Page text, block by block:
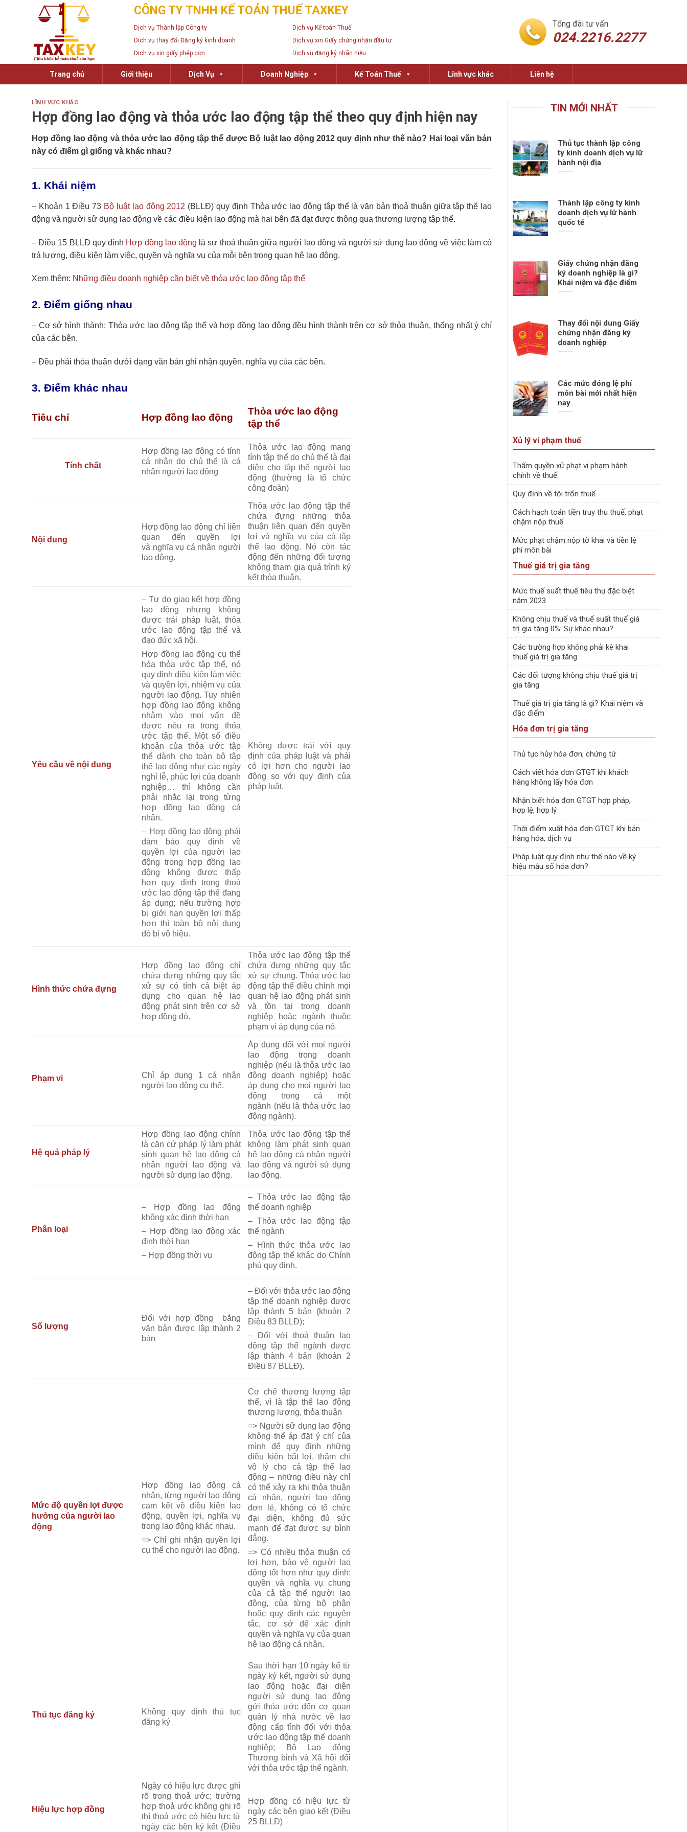
CÔNG TY TNHH KẾ TOÁN THUẾ TAXKEY
Dịch vụ Thành lập Công ty
Dịch vụ Kế toán Thuế
Dịch vụ thay đổi Đăng ký kinh doanh
Dịch vụ xin Giấy chứng nhận đầu tư
Dịch vụ xin giấy phép con
Dịch vụ đăng ký nhãn hiệu
Tổng đài tư vấn
024.2216.2277
Trang chủ Giới thiệu Dịch Vụ Doanh Nghiệp Kế Toán Thuế Lĩnh vực khác Liên hệ
LĨNH VỰC KHÁC
Hợp đồng lao động và thỏa ước lao động tập thể theo quy định hiện nay
Hợp đồng lao động và thỏa ước lao động tập thể được Bộ luật lao động 2012 quy định như thế nào? Hai loại văn bản
này có điểm gì giống và khác nhau?
1. Khái niệm
– Khoản 1 Điều 73 Bộ luật lao động 2012 (BLLĐ) quy định Thỏa ước lao động tập thể là văn bản thoả thuận giữa tập thể lao
động và người sử dụng lao động về các điều kiện lao động mà hai bên đã đạt được thông qua thương lượng tập thể.
– Điều 15 BLLĐ quy định Hợp đồng lao động là sự thoả thuận giữa người lao động và người sử dụng lao động về việc làm có
trả lương, điều kiện làm việc, quyền và nghĩa vụ của mỗi bên trong quan hệ lao động.
Xem thêm: Những điều doanh nghiệp cần biết về thỏa ước lao động tập thể
2. Điểm giống nhau
– Cơ sở hình thành: Thỏa ước lao động tập thể và hợp đồng lao động đều hình thành trên cơ sở thỏa thuận, thống nhất ý chí
của các bên.
– Đều phải thỏa thuận dưới dạng văn bản ghi nhận quyền, nghĩa vụ của các bên.
3. Điểm khác nhau
Tiêu chí Hợp đồng lao động
Thỏa ước lao động
tập thể
Tính chất
Hợp đồng lao động có tính
cá nhân do chủ thể là cá
nhân người lao động
Thỏa ước lao động mang
tính tập thể do chủ thể là đại
diện cho tập thể người lao
động (thường là tổ chức
công đoàn)
Nội dung
Hợp đồng lao động chỉ liên
quan đến quyền lợi
và nghĩa vụ cá nhân người
lao động.
Thỏa ước lao động tập thể
chứa đựng những thỏa
thuận liên quan đến quyền
lợi và nghĩa vụ của cả tập
thể lao động. Nó còn tác
động đến những đối tượng
không tham gia quá trình ký
kết thỏa thuận.
Yêu cầu về nội dung
– Tự do giao kết hợp đồng
lao động nhưng không
được trái pháp luật, thỏa
ước lao động tập thể và
đạo đức xã hội.
Hợp đồng lao động cụ thể
hóa thỏa ước tập thể, nó
quy định điều kiện làm việc
và quyền lợi, nhiệm vụ của
người lao động. Tuy nhiên
hợp đồng lao động không
nhằm vào mọi vấn đề
được nêu ra trong thỏa
ước tập thể. Một số điều
khoản của thỏa ước tập
thể dành cho toàn bộ tập
thể lao động như các ngày
nghỉ lễ, phúc lợi của doanh
nghiệp… thì không cần
phải nhắc lại trong từng
hợp đồng lao động cá
nhân.
– Hợp đồng lao động phải
đảm bảo quy định về
quyền lợi của người lao
động trong hợp đồng lao
động không được thấp
hơn quy định trong thoả
ước lao động tập thể đang
áp dụng; nếu trường hợp
bị giới hạn quyền lợi thấp
hơn thì toàn bộ nội dung
đó bị vô hiệu.
Không được trái với quy
định của pháp luật và phải
có lợi hơn cho người lao
động so với quy định của
pháp luật.
Hình thức chứa đựng
Hợp đồng lao động chỉ
chứa đựng những quy tắc
xử sự có tính cá biệt áp
dụng cho quan hệ lao
động phát sinh trên cơ sở
hợp đồng đó.
Thỏa ước lao động tập thể
chứa đựng những quy tắc
xử sự chung. Thỏa ước lao
động tập thể điều chỉnh mọi
quan hệ lao động phát sinh
và tồn tại trong doanh
nghiệp hoặc ngành thuộc
phạm vi áp dụng của nó.
Phạm vi
Chỉ áp dụng 1 cá nhân
người lao động cụ thể.
Áp dụng đối với mọi người
lao động trong doanh
nghiệp (nếu là thỏa ước lao
động doanh nghiệp) hoặc
áp dụng cho mọi người lao
động trong cả một
ngành (nếu là thỏa ước lao
động ngành).
Hệ quả pháp lý
Hợp đồng lao động chính
là căn cứ pháp lý làm phát
sinh quan hệ lao động cá
nhân người lao động và
người sử dụng lao động.
Thỏa ước lao động tập thể
không làm phát sinh quan
hệ lao động cá nhân người
lao động và người sử dụng
lao động.
Phân loại
– Hợp đồng lao động
không xác định thời hạn
– Hợp đồng lao động xác
định thời hạn
– Hợp đồng thời vụ
– Thỏa ước lao động tập
thể doanh nghiệp
– Thỏa ước lao động tập
thể ngành
– Hình thức thỏa ước lao
động tập thể khác do Chính
phủ quy định.
Số lượng
Đối với hợp đồng bằng
văn bản được lập thành 2
bản
– Đối với thỏa ước lao động
tập thể doanh nghiệp được
lập thành 5 bản (khoản 2
Điều 83 BLLĐ);
– Đối với thoả thuận lao
động tập thể ngành được
lập thành 4 bản (khoản 2
Điều 87 BLLĐ).
Mức độ quyền lợi được
hưởng của người lao
động
Hợp đồng lao động cá
nhân, từng người lao động
cam kết về điều kiện lao
động, quyền lợi, nghĩa vụ
trong lao động khác nhau.
=> Chỉ ghi nhận quyền lợi
cụ thể cho người lao động.
Cơ chế thương lượng tập
thể, vì là tập thể lao động
thương lượng, thỏa thuận
=> Người sử dụng lao động
không thể áp đặt ý chí của
mình để quy định những
điều kiện bất lợi, thậm chí
vô lý cho cả tập thể lao
động – những điều này chỉ
có thể xảy ra khi thỏa thuận
cá nhân, người lao động
đơn lẻ, không có tổ chức
đại diện, không đủ sức
mạnh để đạt được sự bình
đẳng.
=> Có nhiều thỏa thuận có
lợi hơn, bảo vệ người lao
động tốt hơn như quy định:
quyền và nghĩa vụ chung
của cả tập thể người lao
động, của từng bộ phận
hoặc quy định các nguyên
tắc, cơ sở để xác định
quyền và nghĩa vụ của quan
hệ lao động cá nhân.
Thủ tục đăng ký
Không quy định thủ tục
đăng ký
Sau thời hạn 10 ngày kể từ
ngày ký kết, người sử dụng
lao động hoặc đại diện
người sử dụng lao động
gửi thỏa ước đến cơ quan
quản lý nhà nước về lao
động cấp tỉnh đối với thỏa
ước lao động tập thể doanh
nghiệp; Bộ Lao động
Thương binh và Xã hội đối
với thỏa ước tập thể ngành.
Hiệu lực hợp đồng
Ngày có hiệu lực được ghi
rõ trong thoả ước; trường
hợp thoả ước không ghi rõ
thì thoả ước có hiệu lực từ
ngày các bên ký kết (Điều
Hợp đồng có hiệu lực từ
ngày các bên giao kết (Điều
25 BLLĐ)
TIN MỚI NHẤT
Thủ tục thành lập công
ty kinh doanh dịch vụ lữ
hành nội địa
Thành lập công ty kinh
doanh dịch vụ lữ hành
quốc tế
Giấy chứng nhận đăng
ký doanh nghiệp là gì?
Khái niệm và đặc điểm
Thay đổi nội dung Giấy
chứng nhận đăng ký
doanh nghiệp
Các mức đóng lệ phí
môn bài mới nhất hiện
nay
Xủ lý vi phạm thuế
Thẩm quyền xử phạt vi phạm hành
chính về thuế
Quy định về tội trốn thuế
Cách hạch toán tiền truy thu thuế, phạt
chậm nộp thuế
Mức phạt chậm nộp tờ khai và tiền lệ
phí môn bài
Thuế giá trị gia tăng
Mức thuế suất thuế tiêu thụ đặc biệt
năm 2023
Không chịu thuế và thuế suất thuế giá
trị gia tăng 0%: Sự khác nhau?
Các trường hợp không phải kê khai
thuế giá trị gia tăng
Các đối tượng không chịu thuế giá trị
gia tăng
Thuế giá trị gia tăng là gì? Khái niệm và
đặc điểm
Hóa đơn trị gia tăng
Thủ tục hủy hóa đơn, chứng từ
Cách viết hóa đơn GTGT khi khách
hàng không lấy hóa đơn
Nhận biết hóa đơn GTGT hợp pháp,
hợp lệ, hợp lý
Thời điểm xuất hóa đơn GTGT khi bán
hàng hóa, dịch vụ
Pháp luật quy định như thế nào về ký
hiệu mẫu số hóa đơn?